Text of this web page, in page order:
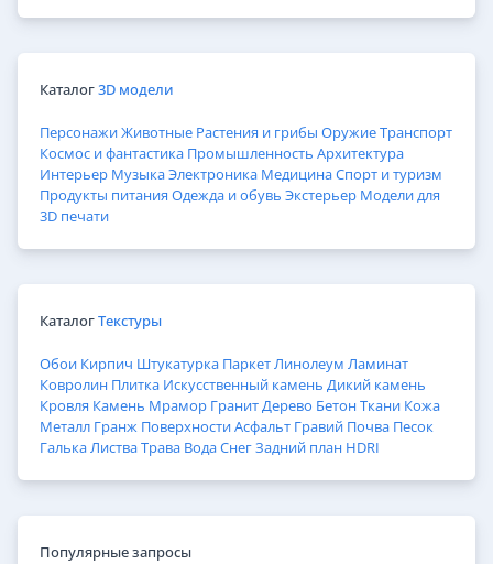
Каталог3D модели
ПерсонажиЖивотные Растения и грибы ОружиеТранспорт
Космос и фантастика Промышленность Архитектура
Интерьер МузыкаЭлектроника МедицинаСпорт и туризм
Продукты питания Одежда и обувь Экстерьер Модели для
3D печати
КаталогТекстуры
Обои Кирпич Штукатурка ПаркетЛинолеум Ламинат
Ковролин Плитка Искусственный камень Дикий камень
Кровля Камень Мрамор ГранитДерево БетонТкани Кожа
Металл Гранж ПоверхностиАсфальт Гравий Почва Песок
ГалькаЛистваТрава ВодаСнегЗадний план HDRI
Популярные запросы